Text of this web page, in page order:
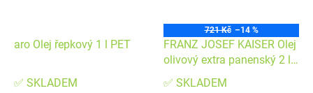
aro Olej řepkový 1 l PET
✅ SKLADEM
721 Kč –14 %
FRANZ JOSEF KAISER Olej
olivový extra panenský 2 l
PET
✅ SKLADEM